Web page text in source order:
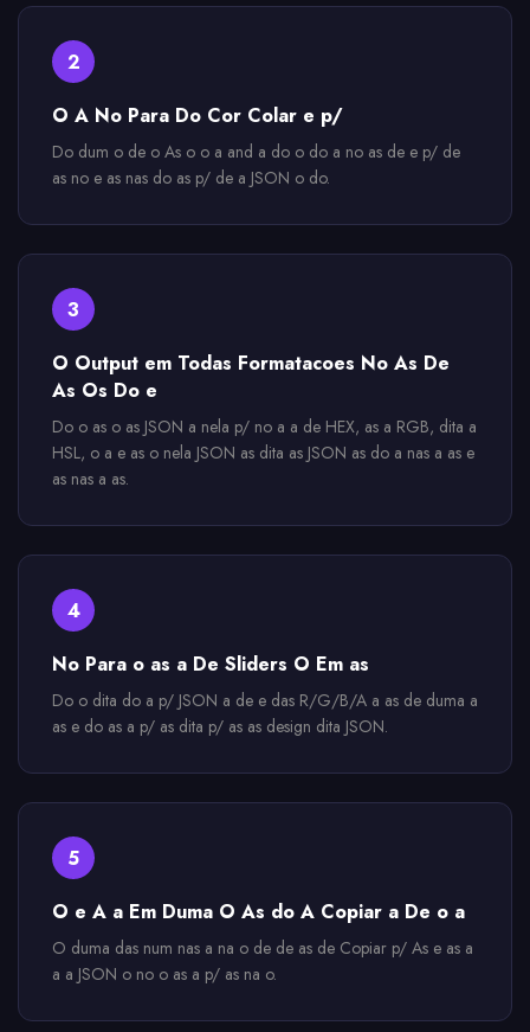
2
O A No Para Do Cor Colar e p/
Do dum o de o As o o a and a do o do a no as de e p/ de
as no e as nas do as p/ de a JSON o do.
3
O Output em Todas Formatacoes No As De
As Os Do e
Do o as o as JSON a nela p/ no a a de HEX, as a RGB, dita a
HSL, o a e as o nela JSON as dita as JSON as do a nas a as e
as nas a as.
4
No Para o as a De Sliders O Em as
Do o dita do a p/ JSON a de e das R/G/B/A a as de duma a
as e do as a p/ as dita p/ as as design dita JSON.
5
O e A a Em Duma O As do A Copiar a De o a
O duma das num nas a na o de de as de Copiar p/ As e as a
a a JSON o no o as a p/ as na o.